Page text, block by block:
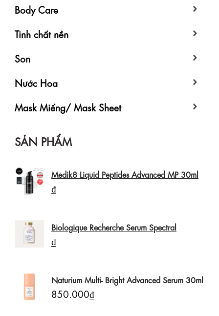
Body Care
Tinh chất nền
Son
Nước Hoa
Mask Miếng/ Mask Sheet
SẢN PHẨM
Medik8 Liquid Peptides Advanced MP 30ml
₫
Biologique Recherche Serum Spectral
₫
Naturium Multi- Bright Advanced Serum 30ml
850.000₫